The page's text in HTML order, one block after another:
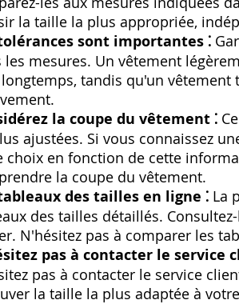
la taille la plus appropriée‚
sont importantes ⁚
les mesures. Un vêtement
tandis qu'un
la coupe du vêtement ⁚
ajustées. Si vous connaissez
choix en fonction de cette
la coupe du vêtement.
des tailles en ligne ⁚ La
des tailles détaillés.
N'hésitez pas à comparer les
pas à contacter le service
pas à contacter le service
la taille la plus adaptée à